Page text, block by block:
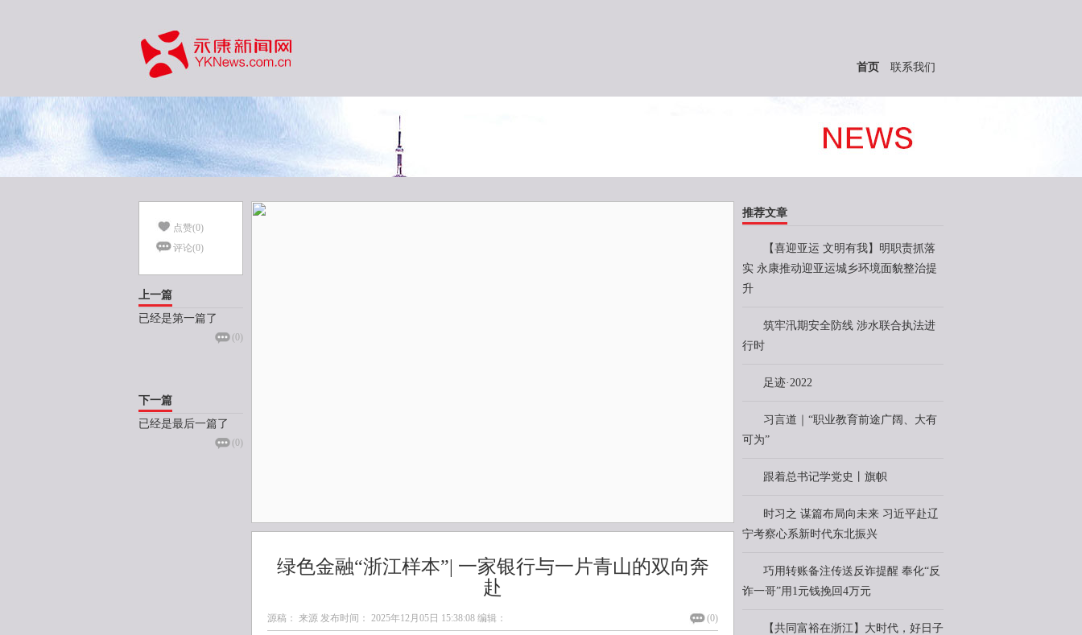
首页 联系我们
点赞(0)
评论(0)
上一篇
已经是第一篇了
(0)
下一篇
已经是最后一篇了
(0)
绿色金融“浙江样本”| 一家银行与一片青山的双向奔
赴
源稿： 来源 发布时间： 2025年12月05日 15:38:08 编辑： (0)
推荐文章
【喜迎亚运 文明有我】明职责抓落
实 永康推动迎亚运城乡环境面貌整治提
升
筑牢汛期安全防线 涉水联合执法进
行时
足迹·2022
习言道｜“职业教育前途广阔、大有
可为”
跟着总书记学党史丨旗帜
时习之 谋篇布局向未来 习近平赴辽
宁考察心系新时代东北振兴
巧用转账备注传送反诈提醒 奉化“反
诈一哥”用1元钱挽回4万元
【共同富裕在浙江】大时代，好日子